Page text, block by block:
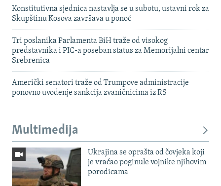
Konstitutivna sjednica nastavlja se u subotu, ustavni rok za
Skupštinu Kosova završava u ponoć
Tri poslanika Parlamenta BiH traže od visokog
predstavnika i PIC-a poseban status za Memorijalni centar
Srebrenica
Američki senatori traže od Trumpove administracije
ponovno uvođenje sankcija zvaničnicima iz RS
Multimedija
Ukrajina se oprašta od čovjeka koji
je vraćao poginule vojnike njihovim
porodicama